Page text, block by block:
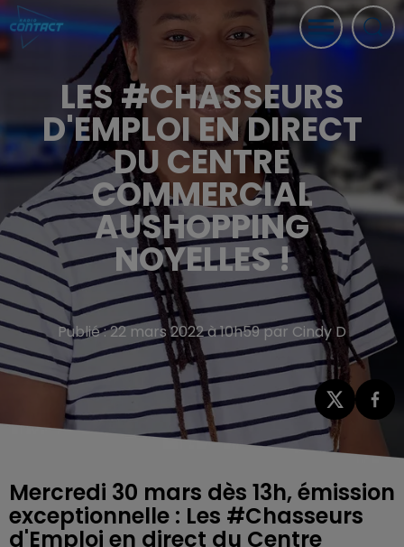
LES #CHASSEURS
D'EMPLOI EN DIRECT
DU CENTRE
COMMERCIAL
AUSHOPPING
NOYELLES !
Publié : 22 mars 2022 à 10h59 par Cindy D
Mercredi 30 mars dès 13h, émission
exceptionnelle : Les #Chasseurs
d'Emploi en direct du Centre